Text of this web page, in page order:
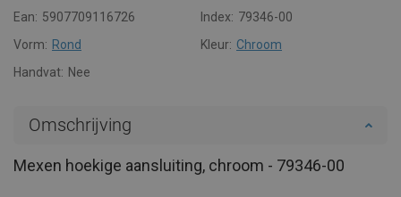
Ean: 5907709116726 Index: 79346-00
Vorm: Rond Kleur: Chroom
Handvat: Nee
Omschrijving
Mexen hoekige aansluiting, chroom - 79346-00